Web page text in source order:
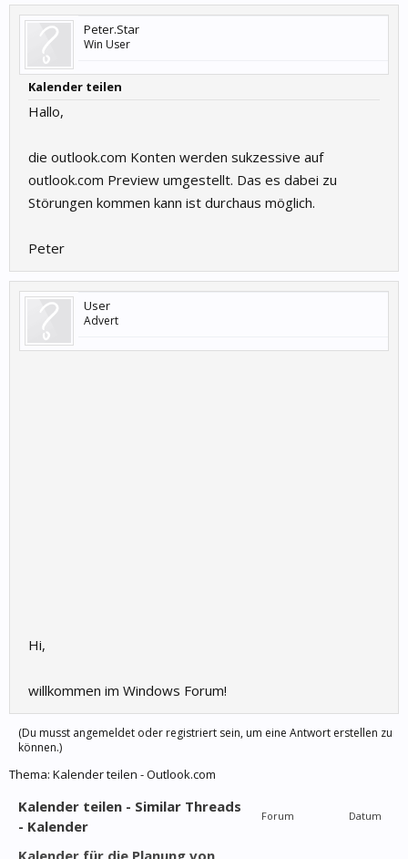
Peter.Star
Win User
Kalender teilen
Hallo,
die outlook.com Konten werden sukzessive auf
outlook.com Preview umgestellt. Das es dabei zu
Störungen kommen kann ist durchaus möglich.
Peter
User
Advert
Hi,
willkommen im Windows Forum!
(Du musst angemeldet oder registriert sein, um eine Antwort erstellen zu
können.)
Thema: Kalender teilen - Outlook.com
Kalender teilen - Similar Threads
- Kalender
Forum Datum
Kalender für die Planung von